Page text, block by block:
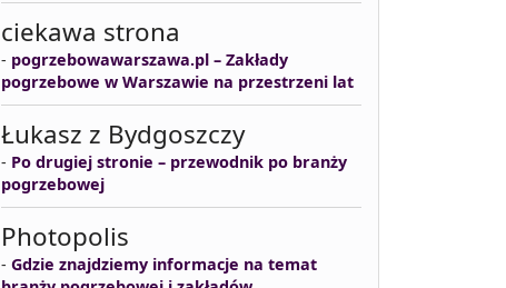
ciekawa strona
- pogrzebowawarszawa.pl – Zakłady
pogrzebowe w Warszawie na przestrzeni lat
Łukasz z Bydgoszczy
- Po drugiej stronie – przewodnik po branży
pogrzebowej
Photopolis
- Gdzie znajdziemy informacje na temat